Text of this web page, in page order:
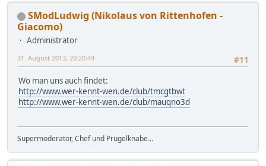
SModLudwig (Nikolaus von Rittenhofen -
Giacomo)
Administrator
#11
31. August 2013, 20:20:44
Wo man uns auch findet:
http://www.wer-kennt-wen.de/club/tmcgtbwt
http://www.wer-kennt-wen.de/club/mauqno3d
Supermoderator, Chef und Prügelknabe...